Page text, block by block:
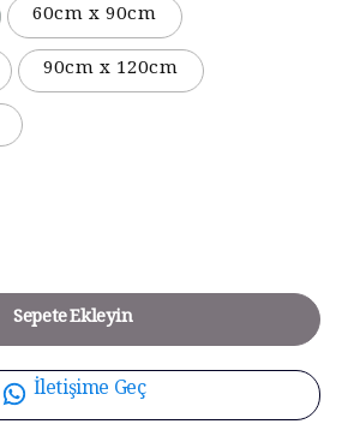
60cm x 90cm
90cm x 120cm
Sepete Ekleyin
İletişime Geç